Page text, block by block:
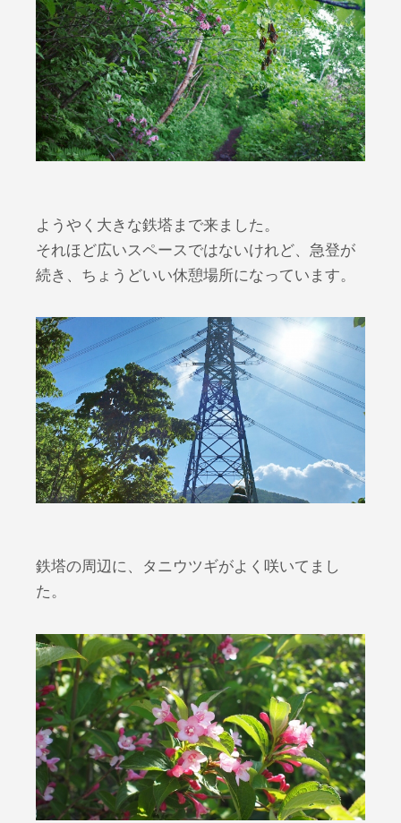
ようやく大きな鉄塔まで来ました。
それほど広いスペースではないけれど、急登が
続き、ちょうどいい休憩場所になっています。
鉄塔の周辺に、タニウツギがよく咲いてまし
た。